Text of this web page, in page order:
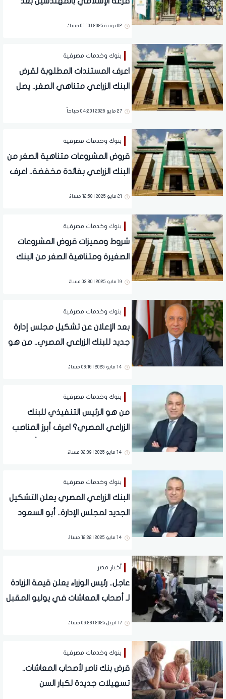
02 يونية 2025 | 01:10 مساءً
بنوك وخدمات مصرفية
اعرف المستندات المطلوبة لقرض
البنك الزراعي متناهي الصغر.. يصل
27 مايو 2025 | 04:20 صباحاً
بنوك وخدمات مصرفية
قروض المشروعات متناهية الصغر من
البنك الزراعي بفائدة مخفضة.. اعرف
21 مايو 2025 | 12:58 مساءً
بنوك وخدمات مصرفية
شروط ومميزات قروض المشروعات
الصغيرة ومتناهية الصغر من البنك
19 مايو 2025 | 03:30 مساءً
بنوك وخدمات مصرفية
بعد الإعلان عن تشكيل مجلس إدارة
جديد للبنك الزراعي المصري.. من هو
14 مايو 2025 | 03:16 مساءً
بنوك وخدمات مصرفية
من هو الرئيس التنفيذي للبنك
الزراعي المصري؟ اعرف أبرز المناصب
السعود
14 مايو 2025 | 02:39 مساءً
بنوك وخدمات مصرفية
البنك الزراعي المصري يعلن التشكيل
الجديد لمجلس الإدارة.. أبو السعود
مصطفى نائبان
14 مايو 2025 | 12:22 مساءً
أخبار مصر
عاجل.. رئيس الوزراء يعلن قيمة الزيادة
لـ أصحاب المعاشات في يوليو المقبل
17 ابريل 2025 | 06:23 مساءً
بنوك وخدمات مصرفية
قرض بنك ناصر لأصحاب المعاشات..
تسهيلات جديدة لكبار السن